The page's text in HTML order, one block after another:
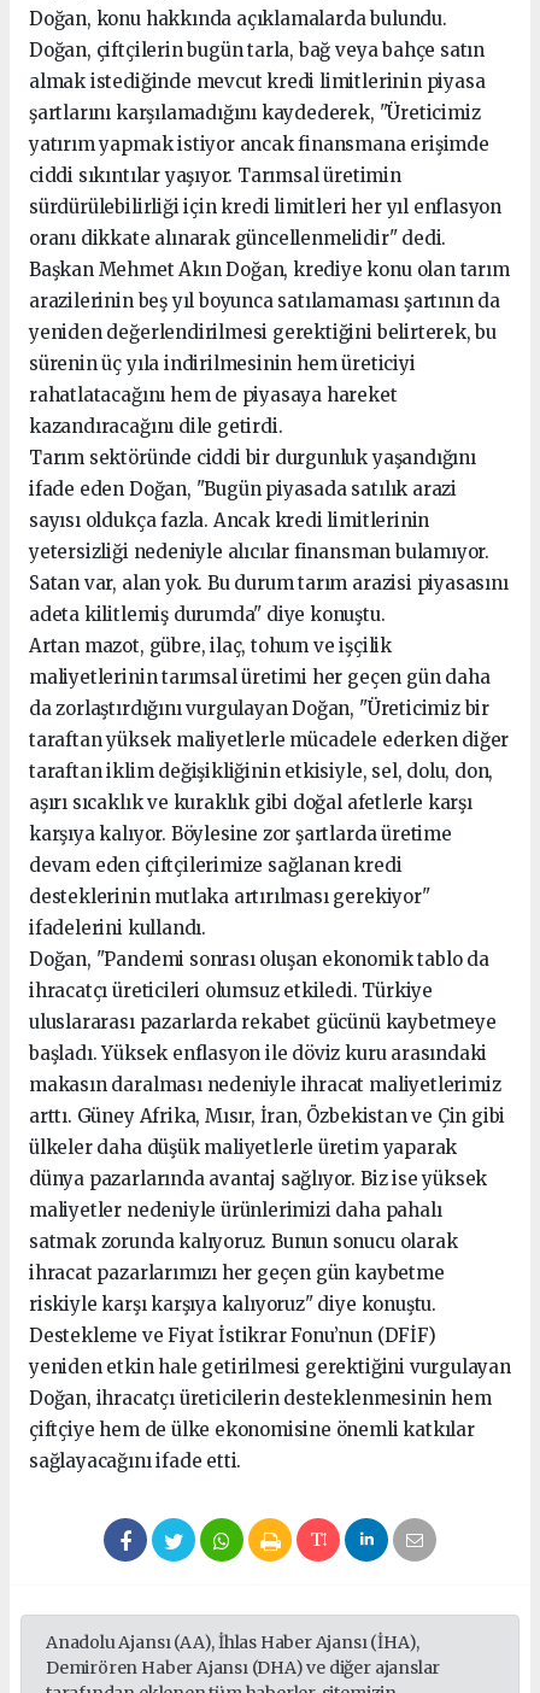
Doğan, konu hakkında açıklamalarda bulundu.
Doğan, çiftçilerin bugün tarla, bağ veya bahçe satın
almak istediğinde mevcut kredi limitlerinin piyasa
şartlarını karşılamadığını kaydederek, "Üreticimiz
yatırım yapmak istiyor ancak finansmana erişimde
ciddi sıkıntılar yaşıyor. Tarımsal üretimin
sürdürülebilirliği için kredi limitleri her yıl enflasyon
oranı dikkate alınarak güncellenmelidir" dedi.
Başkan Mehmet Akın Doğan, krediye konu olan tarım
arazilerinin beş yıl boyunca satılamaması şartının da
yeniden değerlendirilmesi gerektiğini belirterek, bu
sürenin üç yıla indirilmesinin hem üreticiyi
rahatlatacağını hem de piyasaya hareket
kazandıracağını dile getirdi.
Tarım sektöründe ciddi bir durgunluk yaşandığını
ifade eden Doğan, "Bugün piyasada satılık arazi
sayısı oldukça fazla. Ancak kredi limitlerinin
yetersizliği nedeniyle alıcılar finansman bulamıyor.
Satan var, alan yok. Bu durum tarım arazisi piyasasını
adeta kilitlemiş durumda" diye konuştu.
Artan mazot, gübre, ilaç, tohum ve işçilik
maliyetlerinin tarımsal üretimi her geçen gün daha
da zorlaştırdığını vurgulayan Doğan, "Üreticimiz bir
taraftan yüksek maliyetlerle mücadele ederken diğer
taraftan iklim değişikliğinin etkisiyle, sel, dolu, don,
aşırı sıcaklık ve kuraklık gibi doğal afetlerle karşı
karşıya kalıyor. Böylesine zor şartlarda üretime
devam eden çiftçilerimize sağlanan kredi
desteklerinin mutlaka artırılması gerekiyor"
ifadelerini kullandı.
Doğan, "Pandemi sonrası oluşan ekonomik tablo da
ihracatçı üreticileri olumsuz etkiledi. Türkiye
uluslararası pazarlarda rekabet gücünü kaybetmeye
başladı. Yüksek enflasyon ile döviz kuru arasındaki
makasın daralması nedeniyle ihracat maliyetlerimiz
arttı. Güney Afrika, Mısır, İran, Özbekistan ve Çin gibi
ülkeler daha düşük maliyetlerle üretim yaparak
dünya pazarlarında avantaj sağlıyor. Biz ise yüksek
maliyetler nedeniyle ürünlerimizi daha pahalı
satmak zorunda kalıyoruz. Bunun sonucu olarak
ihracat pazarlarımızı her geçen gün kaybetme
riskiyle karşı karşıya kalıyoruz" diye konuştu.
Destekleme ve Fiyat İstikrar Fonu’nun (DFİF)
yeniden etkin hale getirilmesi gerektiğini vurgulayan
Doğan, ihracatçı üreticilerin desteklenmesinin hem
çiftçiye hem de ülke ekonomisine önemli katkılar
sağlayacağını ifade etti.
Anadolu Ajansı (AA), İhlas Haber Ajansı (İHA),
Demirören Haber Ajansı (DHA) ve diğer ajanslar